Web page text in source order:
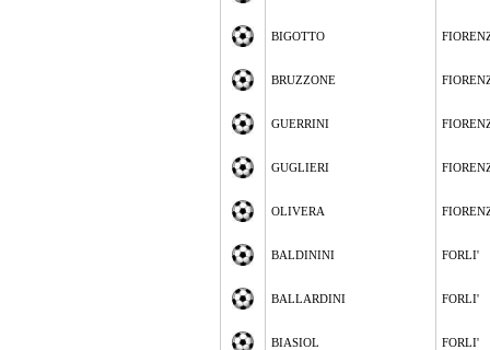
BIGOTTO
BRUZZONE
GUERRINI
GUGLIERI
OLIVERA
BALDININI FORLI'
BALLARDINI FORLI'
BIASIOL FORLI'